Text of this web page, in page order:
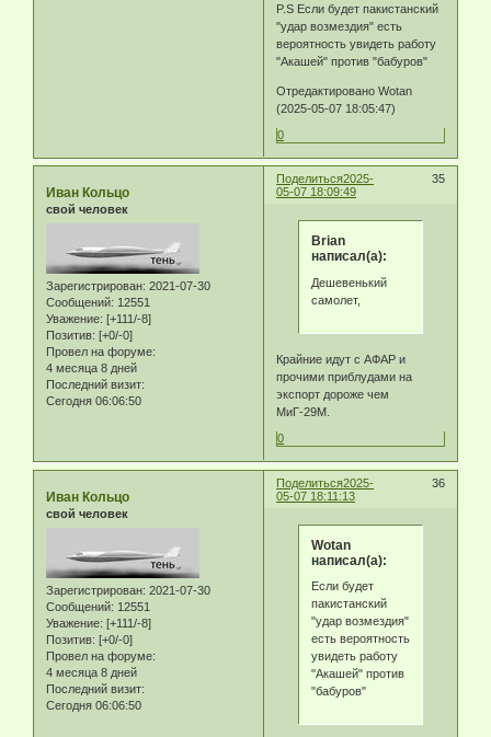
P.S Если будет пакистанский
"удар возмездия" есть
вероятность увидеть работу
"Акашей" против "бабуров"
Отредактировано Wotan
(2025-05-07 18:05:47)
0
Поделиться 35
2025-
05-07 18:09:49
Иван Кольцо
свой человек
Зарегистрирован: 2021-07-30
Сообщений: 12551
Уважение: [+111/-8]
Позитив: [+0/-0]
Провел на форуме:
4 месяца 8 дней
Последний визит:
Сегодня 06:06:50
Brian
написал(а):
Дешевенький
самолет,
Крайние идут с АФАР и
прочими приблудами на
экспорт дороже чем
МиГ-29М.
0
Поделиться 36
2025-
05-07 18:11:13
Иван Кольцо
свой человек
Зарегистрирован: 2021-07-30
Сообщений: 12551
Уважение: [+111/-8]
Позитив: [+0/-0]
Провел на форуме:
4 месяца 8 дней
Последний визит:
Сегодня 06:06:50
Wotan
написал(а):
Если будет
пакистанский
"удар возмездия"
есть вероятность
увидеть работу
"Акашей" против
"бабуров"